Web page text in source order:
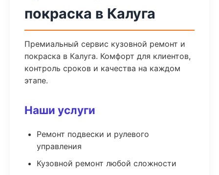
покраска в Калуга
Премиальный сервис кузовной ремонт и
покраска в Калуга. Комфорт для клиентов,
контроль сроков и качества на каждом
этапе.
Наши услуги
Ремонт подвески и рулевого
управления
Кузовной ремонт любой сложности